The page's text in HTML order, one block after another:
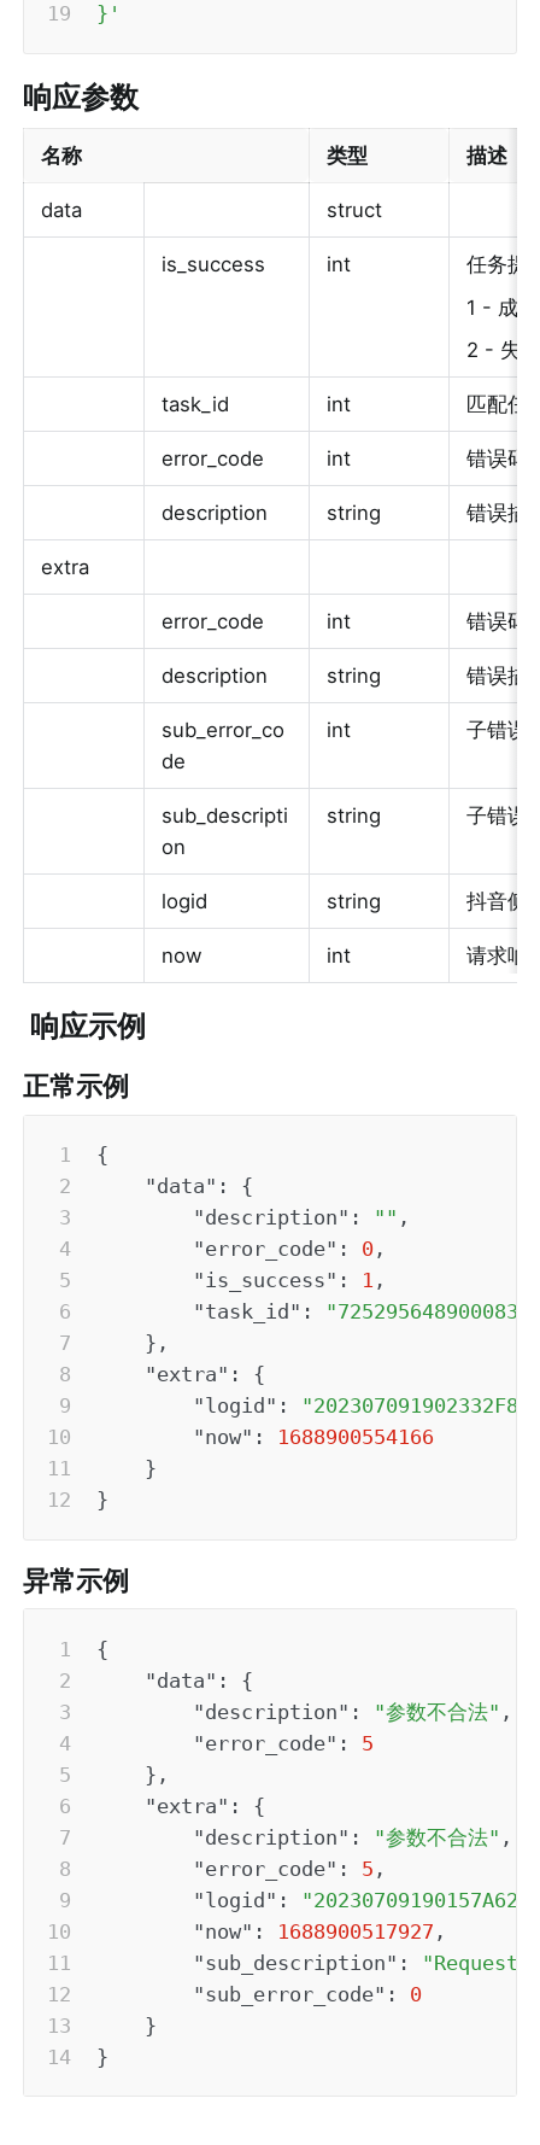
}'
响应参数
名称 类型 描述
data struct
is_success int
任务提
1 - 成功
2 - 失
task_id int 匹配任
error_code int 错误码
description string 错误描
extra
error_code int 错误码
description string 错误描
sub_error_co
de
int 子错误
sub_descripti
on
string 子错误
logid string 抖音侧
now int 请求响
响应示例
正常示例
{
"data" :
{
"description" : "" ,
"error_code" : 0 ,
"is_success" : 1 ,
"task_id" :
} ,
"extra" :
{
"logid" :
"now" :
1688900554166
}
}
异常示例
{
"data" :
{
"description" : "参数不合法" ,
"error_code" :
5
} ,
"extra" :
{
"description" : "参数不合法" ,
"error_code" : 5 ,
"logid" :
"now" : 1688900517927 ,
"sub_description" :
"sub_error_code" :
0
}
}